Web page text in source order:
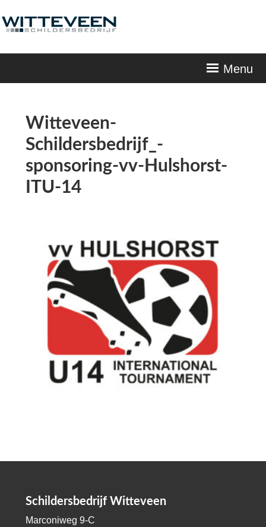
Menu
Witteveen-
Schildersbedrijf_-
sponsoring-vv-Hulshorst-
ITU-14
Schildersbedrijf Witteveen
Marconiweg 9-C